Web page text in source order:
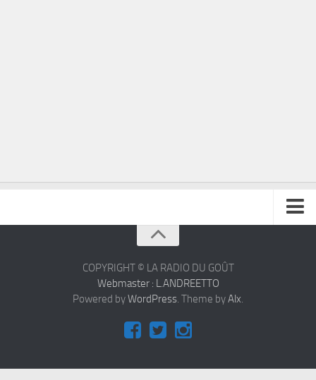
COPYRIGHT © LA RADIO DU GOÛT
Webmaster : L.ANDREETTO
Powered byWordPress. Theme byAlx.